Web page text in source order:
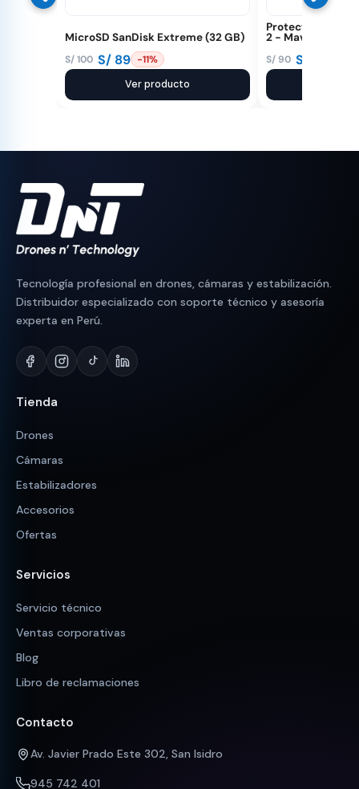
MicroSD SanDisk Extreme (32 GB)
S/100
El
original
S/ 89
El
actual
-11%
Ver producto
Protector de
2 - Mavic Mini
S/90
El
original
S/
El
actual
Tecnología profesional en drones, cámaras y estabilización.
Distribuidor especializado con soporte técnico y asesoría
experta en Perú.
Tienda
Drones
Cámaras
Estabilizadores
Accesorios
Ofertas
Servicios
Servicio técnico
Ventas corporativas
Blog
Libro de reclamaciones
Contacto
Av. Javier Prado Este 302, San Isidro
945 742 401